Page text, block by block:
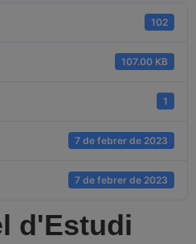
102
107.00 KB
1
7 de febrer de 2023
7 de febrer de 2023
d'Estudi